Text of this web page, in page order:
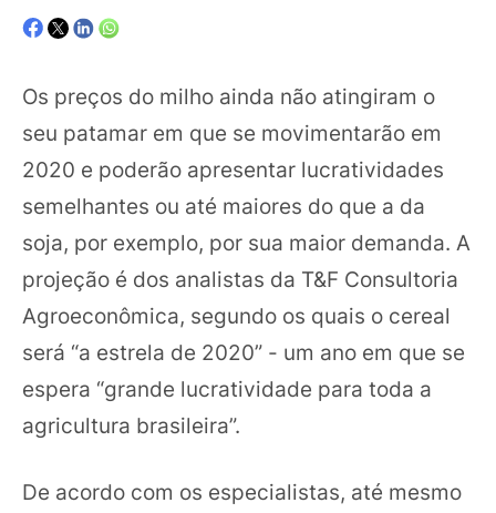
Os preços do milho ainda não atingiram o
seu patamar em que se movimentarão em
2020 e poderão apresentar lucratividades
semelhantes ou até maiores do que a da
soja, por exemplo, por sua maior demanda. A
projeção é dos analistas da T&F Consultoria
Agroeconômica, segundo os quais o cereal
será “a estrela de 2020” - um ano em que se
espera “grande lucratividade para toda a
agricultura brasileira”.
De acordo com os especialistas, até mesmo